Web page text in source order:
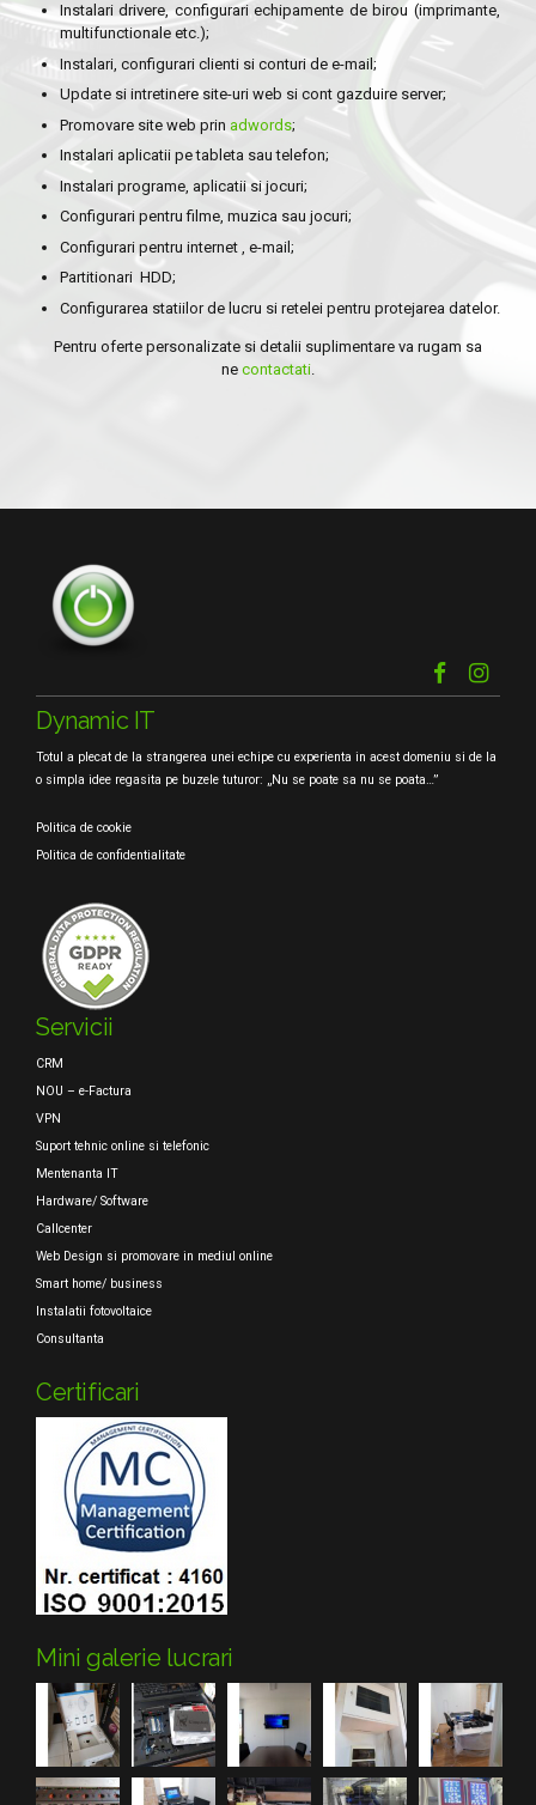
Instalari drivere, configurari echipamente de birou (imprimante,
multifunctionale etc.);
Instalari, configurari clienti si conturi de e-mail;
Update si intretinere site-uri web si cont gazduire server;
Promovare site web prin adwords;
Instalari aplicatii pe tableta sau telefon;
Instalari programe, aplicatii si jocuri;
Configurari pentru filme, muzica sau jocuri;
Configurari pentru internet , e-mail;
Partitionari HDD;
Configurarea statiilor de lucru si retelei pentru protejarea datelor.
Pentru oferte personalizate si detalii suplimentare va rugam sa
ne contactati
Dynamic IT
Totul a plecat de la strangerea unei echipe cu experienta in acest domeniu si de la
o simpla idee regasita pe buzele tuturor: „Nu se poate sa nu se poata…”
Politica de cookie
Politica de confidentialitate
Servicii
CRM
NOU – e-Factura
VPN
Suport tehnic online si telefonic
Mentenanta IT
Hardware/ Software
Callcenter
Web Design si promovare in mediul online
Smart home/ business
Instalatii fotovoltaice
Consultanta
Certificari
Mini galerie lucrari